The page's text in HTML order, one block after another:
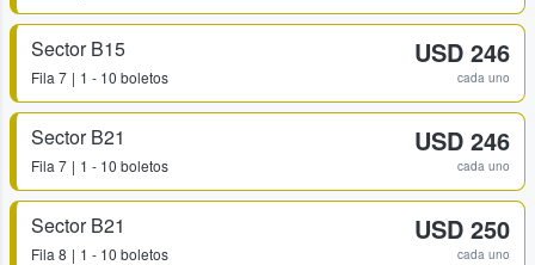
Sector B15
Fila 7 1 - 10 boletos
USD 246
cada uno
Sector B21
Fila 7 1 - 10 boletos
USD 246
cada uno
Sector B21
Fila 8 1 - 10 boletos
USD 250
cada uno